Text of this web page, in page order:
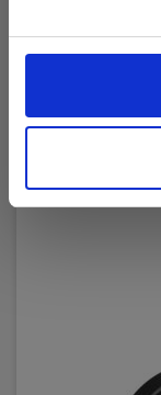
Snart på lager
Läs